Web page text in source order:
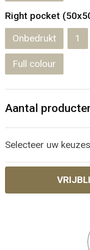
Right pocket
Onbedrukt 1
Full colour
Aantal
Selecteer uw